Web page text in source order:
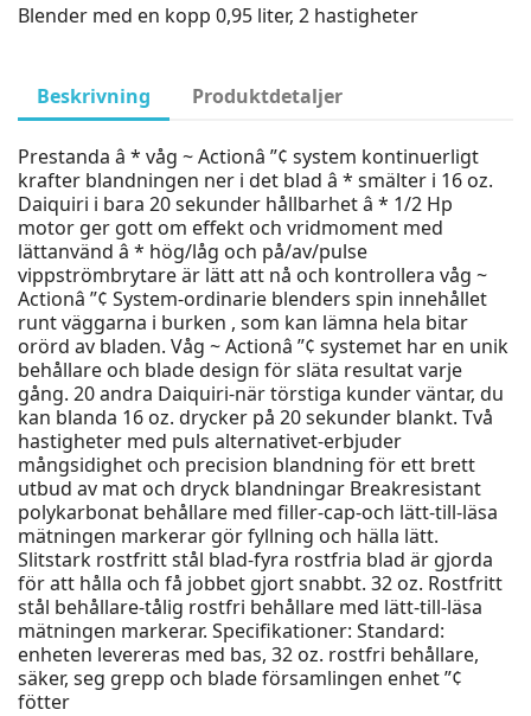
Blender med en kopp 0,95 liter, 2 hastigheter
Beskrivning Produktdetaljer
Prestanda â * våg ~ Actionâ ”¢ system kontinuerligt
krafter blandningen ner i det blad â * smälter i 16 oz.
Daiquiri i bara 20 sekunder hållbarhet â * 1/2 Hp
motor ger gott om effekt och vridmoment med
lättanvänd â * hög/låg och på/av/pulse
vippströmbrytare är lätt att nå och kontrollera våg ~
Actionâ ”¢ System-ordinarie blenders spin innehållet
runt väggarna i burken , som kan lämna hela bitar
orörd av bladen. Våg ~ Actionâ ”¢ systemet har en unik
behållare och blade design för släta resultat varje
gång. 20 andra Daiquiri-när törstiga kunder väntar, du
kan blanda 16 oz. drycker på 20 sekunder blankt. Två
hastigheter med puls alternativet-erbjuder
mångsidighet och precision blandning för ett brett
utbud av mat och dryck blandningar Breakresistant
polykarbonat behållare med filler-cap-och lätt-till-läsa
mätningen markerar gör fyllning och hälla lätt.
Slitstark rostfritt stål blad-fyra rostfria blad är gjorda
för att hålla och få jobbet gjort snabbt. 32 oz. Rostfritt
stål behållare-tålig rostfri behållare med lätt-till-läsa
mätningen markerar. Specifikationer: Standard:
enheten levereras med bas, 32 oz. rostfri behållare,
säker, seg grepp och blade församlingen enhet ”¢
fötter